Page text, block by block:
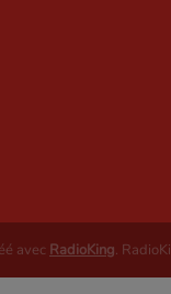
avec RadioKing.